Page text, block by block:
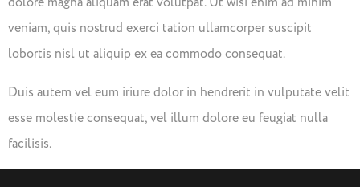
veniam, quis nostrud exerci tation ullamcorper suscipit
lobortis nisl ut aliquip ex ea commodo consequat.
Duis autem vel eum iriure dolor in hendrerit in vulputate velit
esse molestie consequat, vel illum dolore eu feugiat nulla
facilisis.